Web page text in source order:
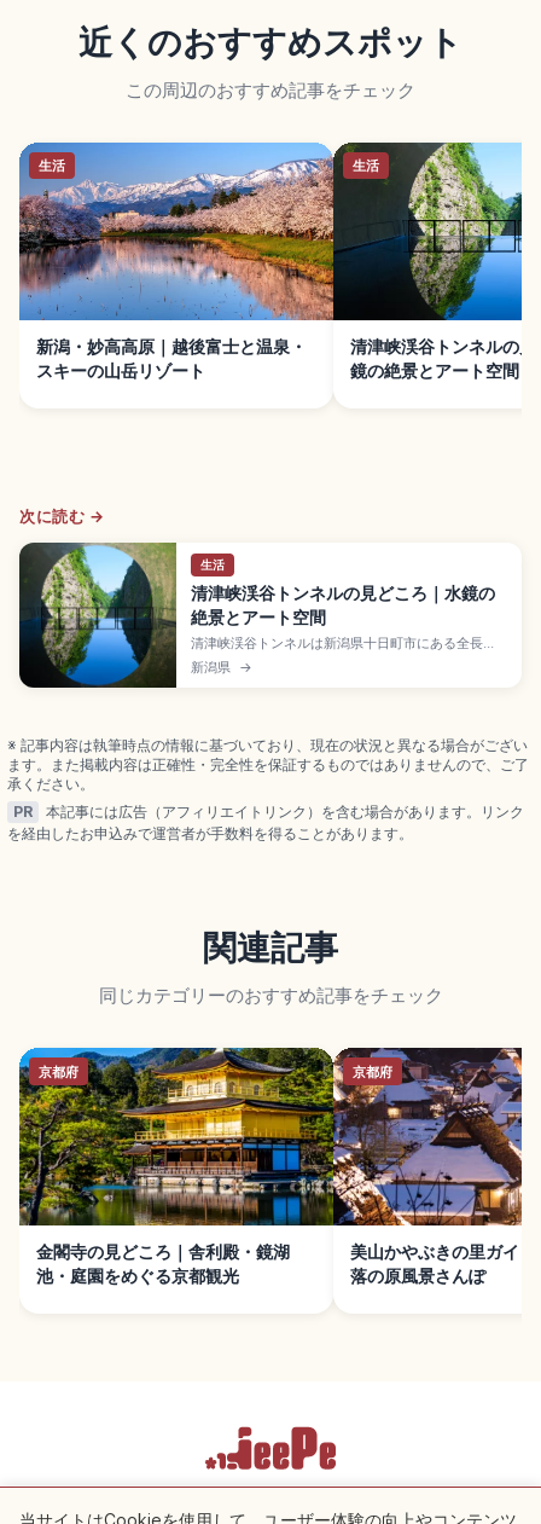
近くのおすすめスポット
この周辺のおすすめ記事をチェック
生活
新潟・妙高高原｜越後富士と温泉・
スキーの山岳リゾート
生活
清津峡渓谷トンネルの見
鏡の絶景とアート空間
次に読む →
生活
清津峡渓谷トンネルの見どころ｜水鏡の
絶景とアート空間
清津峡渓谷トンネルは新潟県十日町市にある全長
750mの観光名所で、日本三大渓谷・清津峡の絶景
と現代アートが融合したスポット。最奥部「パノラ
新潟県 →
※ 記事内容は執筆時点の情報に基づいており、現在の状況と異なる場合がござい
ます。また掲載内容は正確性・完全性を保証するものではありませんので、ご了
承ください。
PR
本記事には広告（アフィリエイトリンク）を含む場合があります。リンク
を経由したお申込みで運営者が手数料を得ることがあります。
関連記事
同じカテゴリーのおすすめ記事をチェック
京都府
金閣寺の見どころ｜舎利殿・鏡湖
池・庭園をめぐる京都観光
京都府
美山かやぶきの里ガイド
落の原風景さんぽ
当サイトはCookieを使用して、ユーザー体験の向上やコンテンツ